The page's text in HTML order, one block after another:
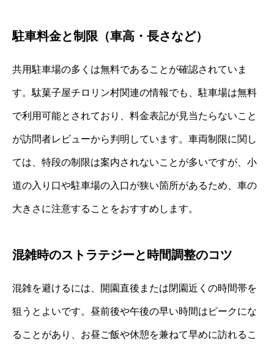
駐車料金と制限（車高・長さなど）
共用駐車場の多くは無料であることが確認されていま
す。駄菓子屋チロリン村関連の情報でも、駐車場は無料
で利用可能とされており、料金表記が見当たらないこと
が訪問者レビューから判明しています。車両制限に関し
ては、特段の制限は案内されないことが多いですが、小
道の入り口や駐車場の入口が狭い箇所があるため、車の
大きさに注意することをおすすめします。
混雑時のストラテジーと時間調整のコツ
混雑を避けるには、開園直後または閉園近くの時間帯を
狙うとよいです。昼前後や午後の早い時間はピークにな
ることがあり、お昼ご飯や休憩を兼ねて早めに訪れるこ